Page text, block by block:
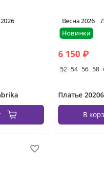
Весна 2026
Новинки
6 150 ₽
52 54 56 58
Платье
В